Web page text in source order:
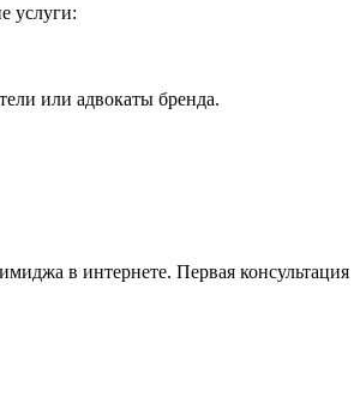
услуги:
или адвокаты бренда.
в интернете. Первая консультация